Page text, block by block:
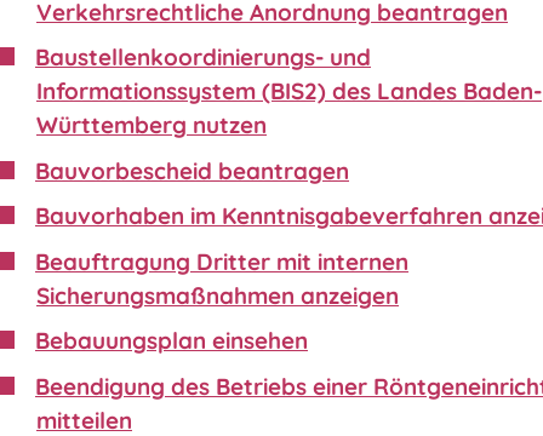
Verkehrsrechtliche Anordnung beantragen
Baustellenkoordinierungs- und
Informationssystem (BIS2) des Landes Baden-
Württemberg nutzen
Bauvorbescheid beantragen
Bauvorhaben im Kenntnisgabeverfahren
Beauftragung Dritter mit internen
Sicherungsmaßnahmen anzeigen
Bebauungsplan einsehen
Beendigung des Betriebs einer
mitteilen